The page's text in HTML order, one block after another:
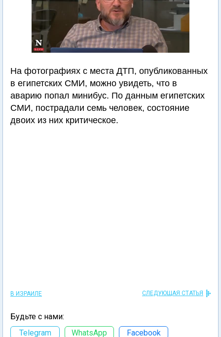
На фотографиях с места ДТП, опубликованных
в египетских СМИ, можно увидеть, что в
аварию попал минибус. По данным египетских
СМИ, пострадали семь человек, состояние
двоих из них критическое.
В ИЗРАИЛЕ СЛЕДУЮЩАЯ СТАТЬЯ
Будьте с нами:
Telegram
WhatsApp Facebook